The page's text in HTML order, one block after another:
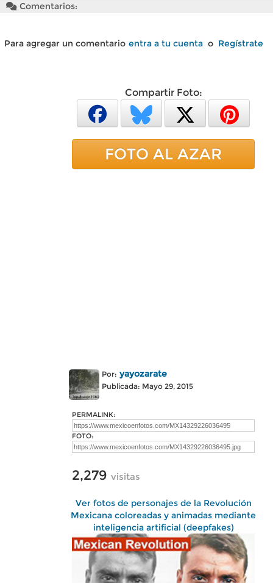
Comentarios:
Para agregar un comentario entra a tu cuenta o Regístrate
Compartir Foto:
FOTO AL AZAR
Por: yayozarate
Publicada: Mayo 29, 2015
PERMALINK:
FOTO:
2,279 visitas
Ver fotos de personajes de la Revolución
Mexicana coloreadas y animadas mediante
inteligencia artificial (deepfakes)